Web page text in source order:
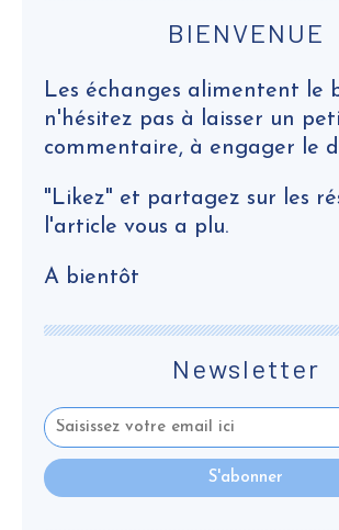
Newsletter
BIENVENUE
Les échanges alimentent le
n'hésitez pas à laisser un
commentaire, à engager le
"Likez" et partagez sur les
l'article vous a plu.
A bientôt